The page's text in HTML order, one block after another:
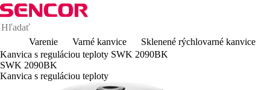
Varenie Varné kanvice
Sklenené rýchlovarné kanvice
Kanvica s reguláciou teploty SWK 2090BK
SWK 2090BK
Kanvica s reguláciou teploty